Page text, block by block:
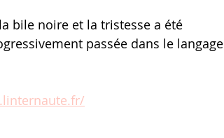
bile noire et la tristesse a été
passée dans le langage